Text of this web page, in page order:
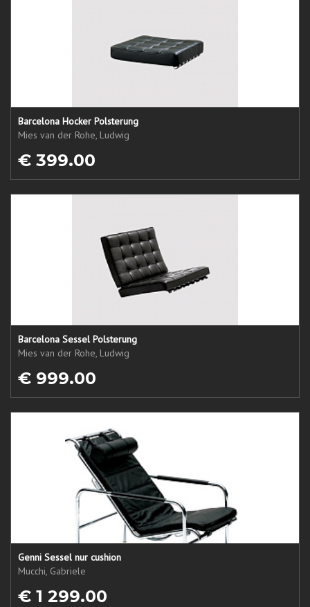
Barcelona Hocker Polsterung
Mies van der Rohe, Ludwig
€ 399.00
Barcelona Sessel Polsterung
Mies van der Rohe, Ludwig
€ 999.00
Genni Sessel nur cushion
Mucchi, Gabriele
€ 1 299.00